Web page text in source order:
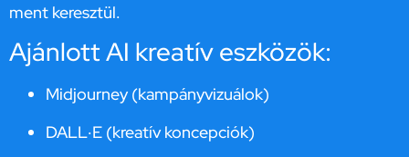
ment keresztül.
Ajánlott AI kreatív eszközök:
Midjourney (kampányvizuálok)
DALL·E (kreatív koncepciók)